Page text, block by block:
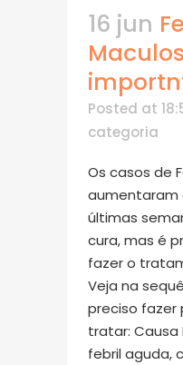
16 jun
Posted at
categoria
Os casos de
aumentaram
últimas
cura, mas é
fazer o
Veja na
preciso fazer
tratar: Causa
febril aguda,